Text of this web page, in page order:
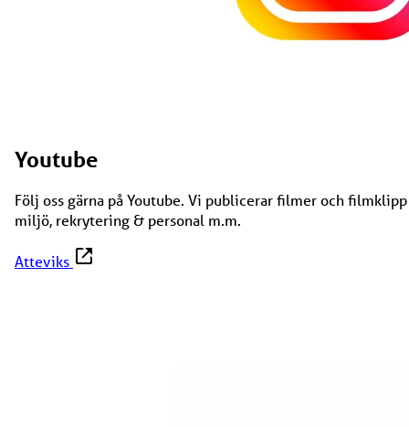
Youtube
Följ oss gärna på Youtube. Vi publicerar filmer och
miljö, rekrytering & personal m.m.
Atteviks